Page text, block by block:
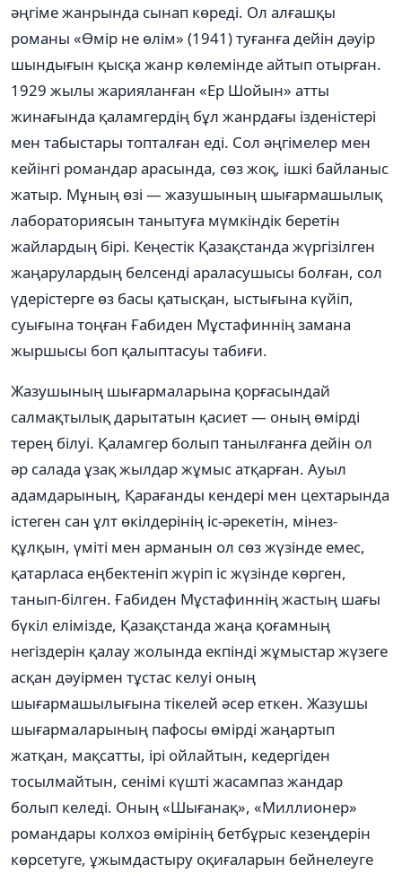
әңгіме жанрында сынап көреді. Ол алғашқы
романы «Өмір не өлім» (1941) туғанға дейін дәуір
шындығын қысқа жанр көлемінде айтып отырған.
1929 жылы жарияланған «Ер Шойын» атты
жинағында қаламгердің бұл жанрдағы ізденістері
мен табыстары топталған еді. Сол әңгімелер мен
кейінгі романдар арасында, сөз жоқ, ішкі байланыс
жатыр. Мұның өзі — жазушының шығармашылық
лабораториясын танытуға мүмкіндік беретін
жайлардың бірі. Кеңестік Қазақстанда жүргізілген
жаңарулардың белсенді араласушысы болған, сол
үдерістерге өз басы қатысқан, ыстығына күйіп,
суығына тоңған Ғабиден Мұстафиннің замана
жыршысы боп қалыптасуы табиғи.
Жазушының шығармаларына қорғасындай
салмақтылық дарытатын қасиет — оның өмірді
терең білуі. Қаламгер болып танылғанға дейін ол
әр салада ұзақ жылдар жұмыс атқарған. Ауыл
адамдарының, Қарағанды кендері мен цехтарында
істеген сан ұлт өкілдерінің іс-әрекетін, мінез-
құлқын, үміті мен арманын ол сөз жүзінде емес,
қатарласа еңбектеніп жүріп іс жүзінде көрген,
танып-білген. Ғабиден Мұстафиннің жастың шағы
бүкіл елімізде, Қазақстанда жаңа қоғамның
негіздерін қалау жолында екпінді жұмыстар жүзеге
асқан дәуірмен тұстас келуі оның
шығармашылығына тікелей әсер еткен. Жазушы
шығармаларының пафосы өмірді жаңартып
жатқан, мақсатты, ірі ойлайтын, кедергіден
тосылмайтын, сенімі күшті жасампаз жандар
болып келеді. Оның «Шығанақ», «Миллионер»
романдары колхоз өмірінің бетбұрыс кезеңдерін
көрсетуге, ұжымдастыру оқиғаларын бейнелеуге